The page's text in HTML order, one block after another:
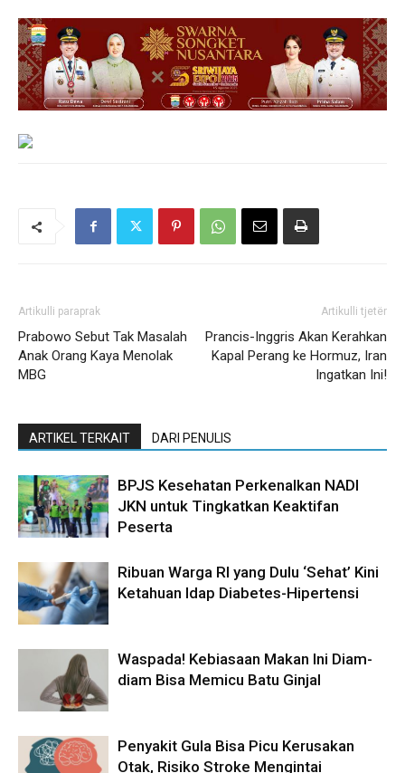
Artikulli paraprak
Prabowo Sebut Tak Masalah
Anak Orang Kaya Menolak
MBG
Artikulli tjetër
Prancis-Inggris Akan Kerahkan
Kapal Perang ke Hormuz, Iran
Ingatkan Ini!
ARTIKEL TERKAIT DARI PENULIS
BPJS Kesehatan Perkenalkan NADI
JKN untuk Tingkatkan Keaktifan
Peserta
Ribuan Warga RI yang Dulu ‘Sehat’ Kini
Ketahuan Idap Diabetes-Hipertensi
Waspada! Kebiasaan Makan Ini Diam-
diam Bisa Memicu Batu Ginjal
Penyakit Gula Bisa Picu Kerusakan
Otak, Risiko Stroke Mengintai